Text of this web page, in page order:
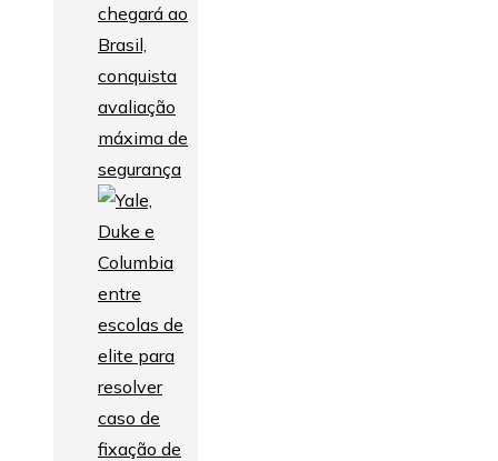
chegará ao
Brasil,
conquista
avaliação
máxima de
segurança